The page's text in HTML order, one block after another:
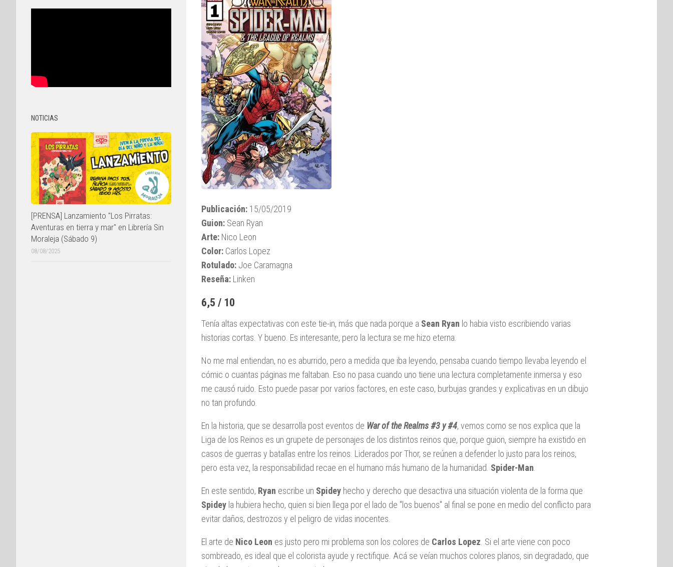
Publicación: 15/05/2019
Guion: Sean Ryan
Arte: Nico Leon
Color: Carlos Lopez
Rotulado: Joe Caramagna
Reseña: Linken
6,5 / 10
Tenía altas expectativas con este tie-in, más que nada porque a Sean Ryan lo habia visto escribiendo varias
historias cortas. Y bueno. Es interesante, pero la lectura se me hizo eterna.
No me mal entiendan, no es aburrido, pero a medida que iba leyendo, pensaba cuando tiempo llevaba leyendo el
cómic o cuantas páginas me faltaban. Eso no pasa cuando uno tiene una lectura completamente inmersa y eso
me causó ruido. Esto puede pasar por varios factores, en este caso, burbujas grandes y explicativas en un dibujo
no tan profundo.
En la historia, que se desarrolla post eventos de War of the Realms #3 y #4, vemos como se nos explica que la
Liga de los Reinos es un grupete de personajes de los distintos reinos que, porque guion, siempre ha existido en
casos de guerras y batallas entre los reinos. Liderados por Thor, se reúnen a defender lo justo para los reinos,
pero esta vez, la responsabilidad recae en el humano más humano de la humanidad. Spider-Man
En este sentido, Ryan escribe un Spidey hecho y derecho que desactiva una situación violenta de la forma que
Spidey la hubiera hecho, quien si bien llega por el lado de "los buenos" al final se pone en medio del conflicto para
evitar daños, destrozos y el peligro de vidas inocentes.
El arte de Nico Leon es justo pero mi problema son los colores de Carlos Lopez . Si el arte viene con poco
sombreado, es ideal que el colorista ayude y rectifique. Acá se veían muchos colores planos, sin degradado, que
NOTICIAS
[PRENSA] Lanzamiento "Los Pirratas:
Aventuras en tierra y mar" en Librería Sin
Moraleja (Sábado 9)
08/08/2025